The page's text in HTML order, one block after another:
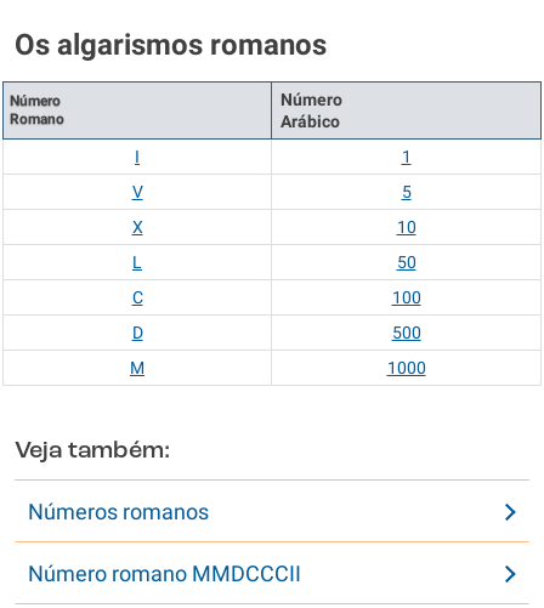
Os algarismos romanos
Número
Romano
Número
Arábico
I
1
V
5
X
10
L
50
C
100
D
500
M
1000
Veja também:
Números romanos
Número romano MMDCCCII